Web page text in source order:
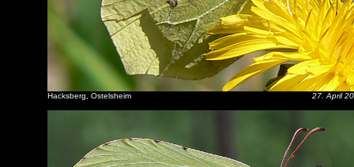
Hacksberg, Ostelsheim 27. April